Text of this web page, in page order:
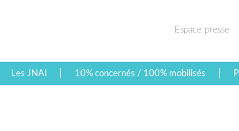
Espace presse
Les JNAI 10% concernés / 100% mobilisés